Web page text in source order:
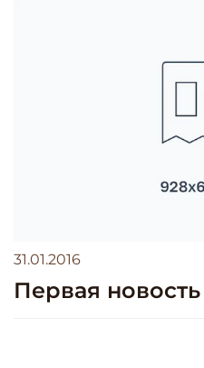
31.01.2016
Первая